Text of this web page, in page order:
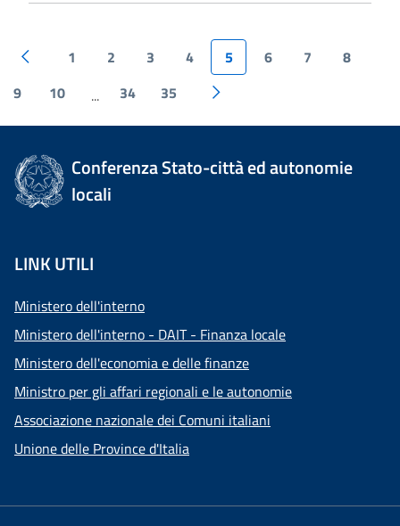
1 2 3 4 5 6 7
8
9
10 ... 34 35
Conferenza Stato-città ed autonomie
locali
LINK UTILI
Ministero dell'interno
Ministero dell'interno - DAIT - Finanza locale
Ministero dell'economia e delle finanze
Ministro per gli affari regionali e le autonomie
Associazione nazionale dei Comuni italiani
Unione delle Province d'Italia